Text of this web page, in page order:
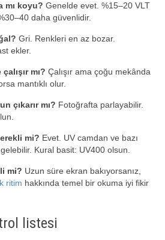
mı koyu? Genelde evet. %15–20 VLT
daha güvenlidir.
Gri. Renkleri en az bozar.
ekler.
mı? Çalışır ama çoğu mekânda
mantıklı olur.
çıkarır mı? Fotoğrafta parlayabilir.
mi? Evet. UV camdan ve bazı
Kural basit: UV400 olsun.
mi? Uzun süre ekran bakıyorsanız,
ritim hakkında temel bir okuma iyi fikir
listesi